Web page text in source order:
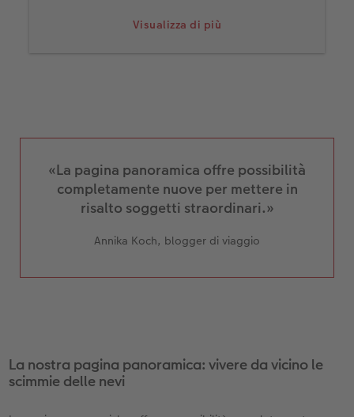
Visualizza di più
delle mie foto preferite, in cui il colore rosso
«La pagina panoramica offre possibilità
completamente nuove per mettere in
risalto soggetti straordinari.»
Annika Koch, blogger di viaggio
La nostra pagina panoramica: vivere da vicino le
scimmie delle nevi